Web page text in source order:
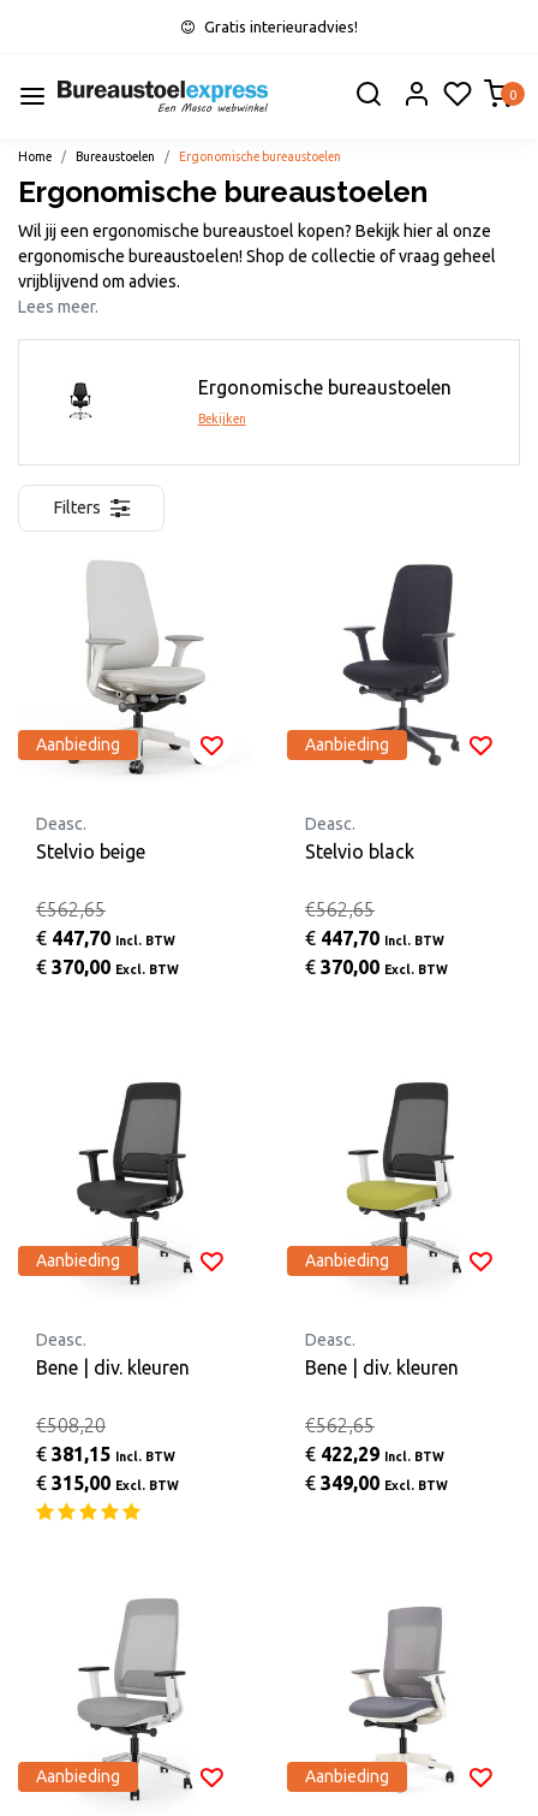
Gratis interieuradvies!
0
Home Bureaustoelen Ergonomische bureaustoelen
Ergonomische bureaustoelen
Wil jij een ergonomische bureaustoel kopen? Bekijk hier al onze
ergonomische bureaustoelen! Shop de collectie of vraag geheel
vrijblijvend om advies.
Lees meer.
Ergonomische bureaustoelen
Bekijken
Filters
Aanbieding
Deasc.
Stelvio beige
€562,65
€ 447,70 Incl. BTW
€ 370,00 Excl. BTW
Aanbieding
Deasc.
Stelvio black
€562,65
€ 447,70 Incl. BTW
€ 370,00 Excl. BTW
Aanbieding
Deasc.
Bene | div. kleuren
€508,20
€ 381,15 Incl. BTW
€ 315,00 Excl. BTW
Aanbieding
Deasc.
Bene | div. kleuren
€562,65
€ 422,29 Incl. BTW
€ 349,00 Excl. BTW
Aanbieding Aanbieding